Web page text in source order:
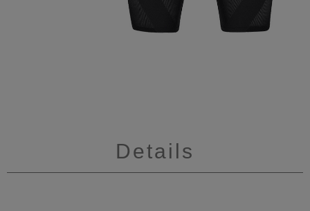
Details